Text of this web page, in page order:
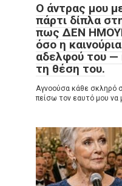
Ο άντρας μου
πάρτι δίπλα
πως ΔΕΝ
όσο η
αδελφού του —
τη θέση του.
Αγνοούσα κάθε σκληρό
πείσω τον εαυτό μου να